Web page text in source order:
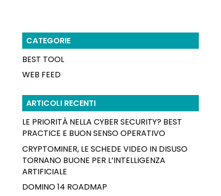
CATEGORIE
BEST TOOL
WEB FEED
ARTICOLI RECENTI
LE PRIORITÀ NELLA CYBER SECURITY? BEST
PRACTICE E BUON SENSO OPERATIVO
CRYPTOMINER, LE SCHEDE VIDEO IN DISUSO
TORNANO BUONE PER L’INTELLIGENZA
ARTIFICIALE
DOMINO 14 ROADMAP